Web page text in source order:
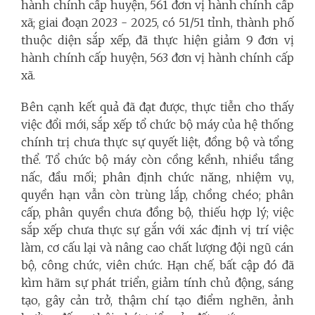
hành chính cấp huyện, 561 đơn vị hành chính cấp
xã; giai đoạn 2023 - 2025, có 51/51 tỉnh, thành phố
thuộc diện sắp xếp, đã thực hiện giảm 9 đơn vị
hành chính cấp huyện, 563 đơn vị hành chính cấp
xã.
Bên cạnh kết quả đã đạt được, thực tiễn cho thấy
việc đổi mới, sắp xếp tổ chức bộ máy của hệ thống
chính trị chưa thực sự quyết liệt, đồng bộ và tổng
thể. Tổ chức bộ máy còn cồng kềnh, nhiều tầng
nấc, đầu mối; phân định chức năng, nhiệm vụ,
quyền hạn vẫn còn trùng lắp, chồng chéo; phân
cấp, phân quyền chưa đồng bộ, thiếu hợp lý; việc
sắp xếp chưa thực sự gắn với xác định vị trí việc
làm, cơ cấu lại và nâng cao chất lượng đội ngũ cán
bộ, công chức, viên chức. Hạn chế, bất cập đó đã
kìm hãm sự phát triển, giảm tính chủ động, sáng
tạo, gây cản trở, thậm chí tạo điểm nghẽn, ảnh